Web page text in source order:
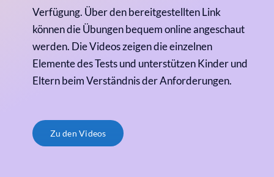
Verfügung. Über den bereitgestellten Link
können die Übungen bequem online angeschaut
werden. Die Videos zeigen die einzelnen
Elemente des Tests und unterstützen Kinder und
Eltern beim Verständnis der Anforderungen.
Zu den Videos